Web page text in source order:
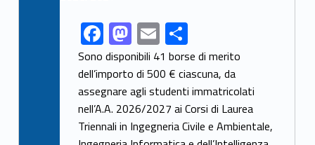
Link identifier share facebook archive #share-link-archive-6271F
ac
e
b
o
M
as
to
d
o
E
m
ai
l
S
h
ar
e
Sono disponibili 41 borse di merito
dell’importo di 500 € ciascuna, da
assegnare agli studenti immatricolati
nell’A.A. 2026/2027 ai Corsi di Laurea
Triennali in Ingegneria Civile e Ambientale,